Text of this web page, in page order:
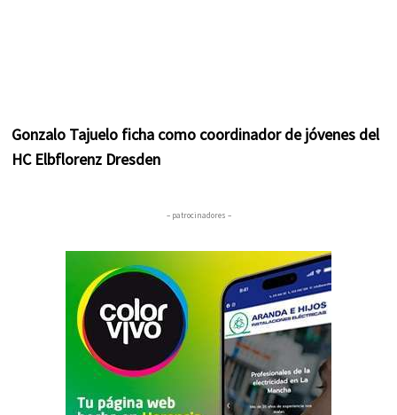
Gonzalo Tajuelo ficha como coordinador de jóvenes del
HC Elbflorenz Dresden
– patrocinadores –